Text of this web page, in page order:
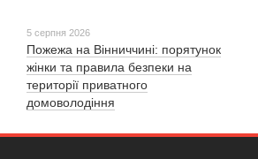
5 серпня 2026
Пожежа на Вінниччині: порятунок
жінки та правила безпеки на
території приватного
домоволодіння